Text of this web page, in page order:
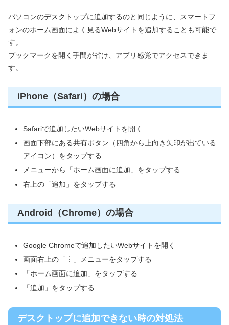
パソコンのデスクトップに追加するのと同じように、スマートフ
ォンのホーム画面によく見るWebサイトを追加することも可能で
す。
ブックマークを開く手間が省け、アプリ感覚でアクセスできま
す。
iPhone（Safari）の場合
Safariで追加したいWebサイトを開く
画面下部にある共有ボタン（四角から上向き矢印が出ている
アイコン）をタップする
メニューから「ホーム画面に追加」をタップする
右上の「追加」をタップする
Android（Chrome）の場合
Google Chromeで追加したいWebサイトを開く
画面右上の「︙」メニューをタップする
「ホーム画面に追加」をタップする
「追加」をタップする
デスクトップに追加できない時の対処法